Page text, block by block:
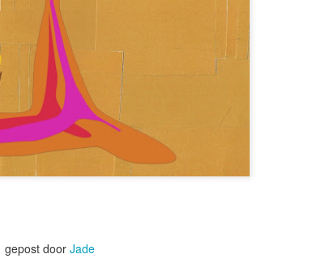
gepost door Jade